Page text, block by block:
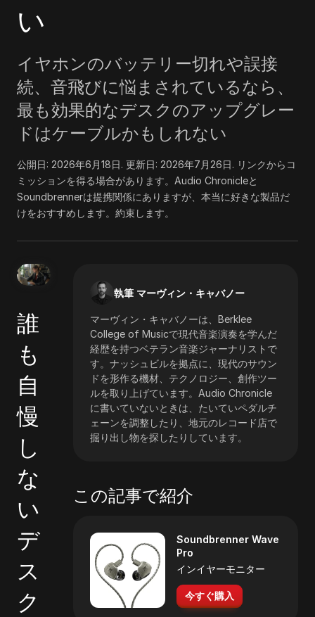
い
イヤホンのバッテリー切れや誤接
続、音飛びに悩まされているなら、
最も効果的なデスクのアップグレー
ドはケーブルかもしれない
公開日: 2026年6月18日. 更新日: 2026年7月26日. リンクからコ
ミッションを得る場合があります。Audio Chronicleと
Soundbrennerは提携関係にありますが、本当に好きな製品だ
けをおすすめします。約束します。
執筆 マーヴィン・キャバノー
マーヴィン・キャバノーは、Berklee
College of Musicで現代音楽演奏を学んだ
経歴を持つベテラン音楽ジャーナリストで
す。ナッシュビルを拠点に、現代のサウン
ドを形作る機材、テクノロジー、創作ツー
ルを取り上げています。Audio Chronicle
に書いていないときは、たいていペダルチ
ェーンを調整したり、地元のレコード店で
掘り出し物を探したりしています。
この記事で紹介
Soundbrenner Wave
Pro
インイヤーモニター
今すぐ購入
誰
も
自
慢
し
な
い
デ
ス
ク